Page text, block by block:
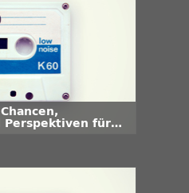
Perspektiven für